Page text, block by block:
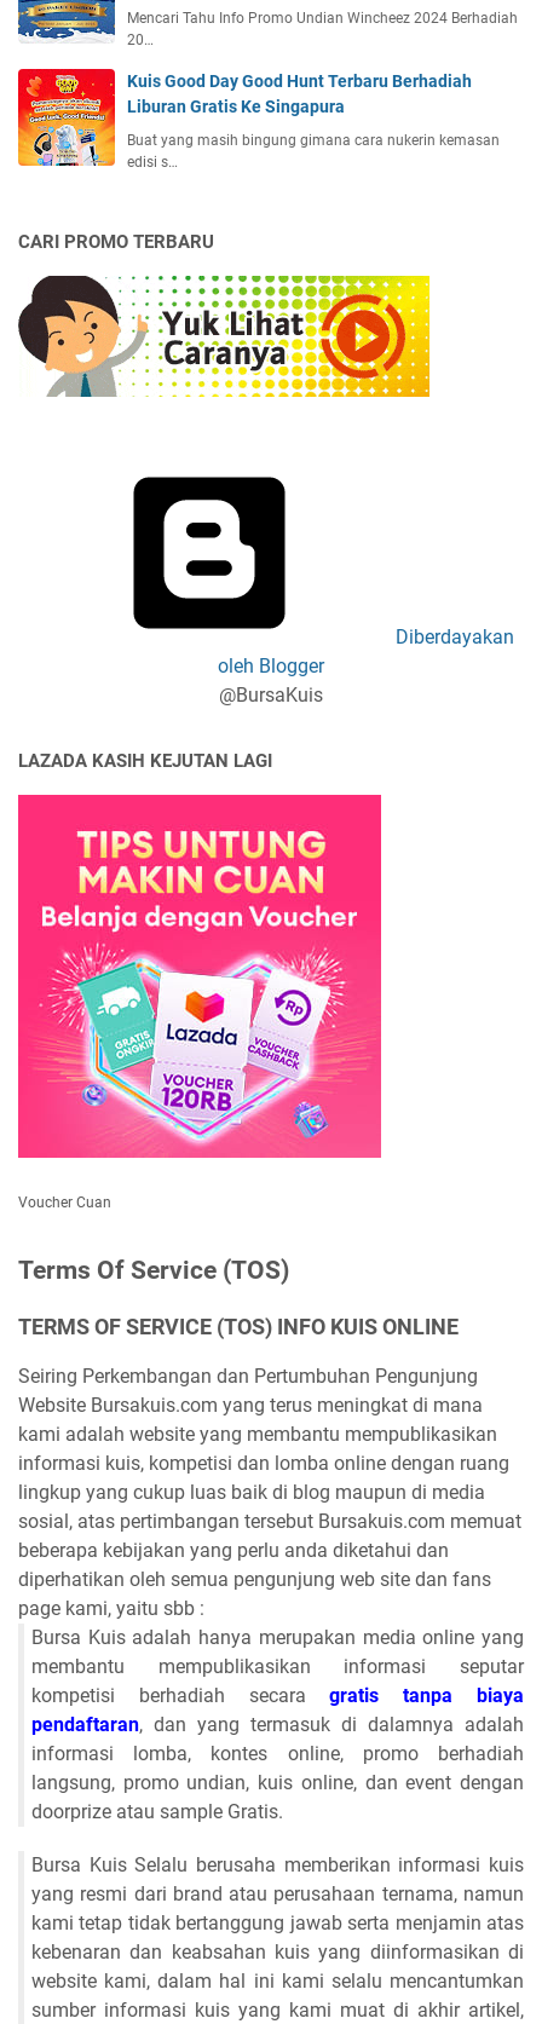
Mencari Tahu Info Promo Undian Wincheez 2024 Berhadiah
20…
Kuis Good Day Good Hunt Terbaru Berhadiah
Liburan Gratis Ke Singapura
Buat yang masih bingung gimana cara nukerin kemasan
edisi s…
CARI PROMO TERBARU
Diberdayakan
oleh Blogger
@BursaKuis
LAZADA KASIH KEJUTAN LAGI
Voucher Cuan
Terms Of Service (TOS)
TERMS OF SERVICE (TOS) INFO KUIS ONLINE
Seiring Perkembangan dan Pertumbuhan Pengunjung
Website Bursakuis.com yang terus meningkat di mana
kami adalah website yang membantu mempublikasikan
informasi kuis, kompetisi dan lomba online dengan ruang
lingkup yang cukup luas baik di blog maupun di media
sosial, atas pertimbangan tersebut Bursakuis.com memuat
beberapa kebijakan yang perlu anda diketahui dan
diperhatikan oleh semua pengunjung web site dan fans
page kami, yaitu sbb :
Bursa Kuis adalah hanya merupakan media online yang
membantu mempublikasikan informasi seputar
kompetisi berhadiah secaragratis tanpa biaya
pendaftaran, dan yang termasuk di dalamnya adalah
informasi lomba, kontes online, promo berhadiah
langsung, promo undian, kuis online, dan event dengan
doorprize atau sample Gratis.
Bursa Kuis Selalu berusaha memberikan informasi kuis
yang resmi dari brand atau perusahaan ternama, namun
kami tetap tidak bertanggung jawab serta menjamin atas
kebenaran dan keabsahan kuis yang diinformasikan di
website kami, dalam hal ini kami selalu mencantumkan
sumber informasi kuis yang kami muat di akhir artikel,